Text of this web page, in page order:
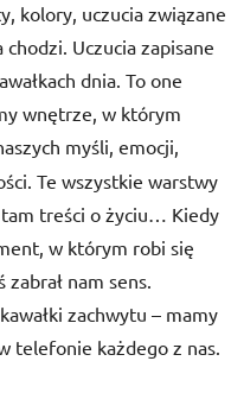
kolory, uczucia związane
Uczucia zapisane
dnia. To one
wnętrze, w którym
myśli, emocji,
Te wszystkie warstwy
tam treści o życiu… Kiedy
w którym robi się
nam sens.
zachwytu – mamy
telefonie każdego z nas.